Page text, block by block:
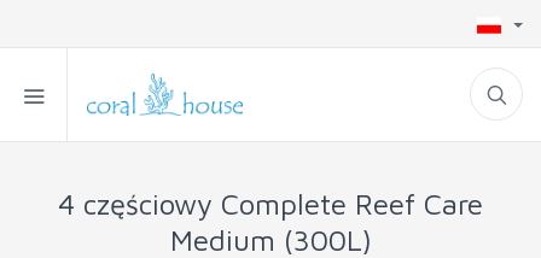
4 częściowy Complete Reef Care
Medium (300L)